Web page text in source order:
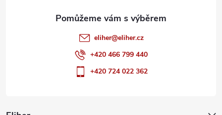
eliher@eliher.cz
+420 466 799 440
+420 724 022 362